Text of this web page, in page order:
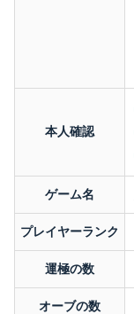
本人確認
ゲーム名
プレイヤーランク
運極の数
オーブの数